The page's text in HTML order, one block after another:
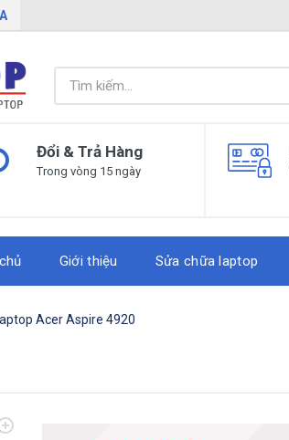
Đổi & Trả Hàng
Trong vòng 15 ngày
Giới thiệu Sửa chữa laptop
Acer Aspire 4920